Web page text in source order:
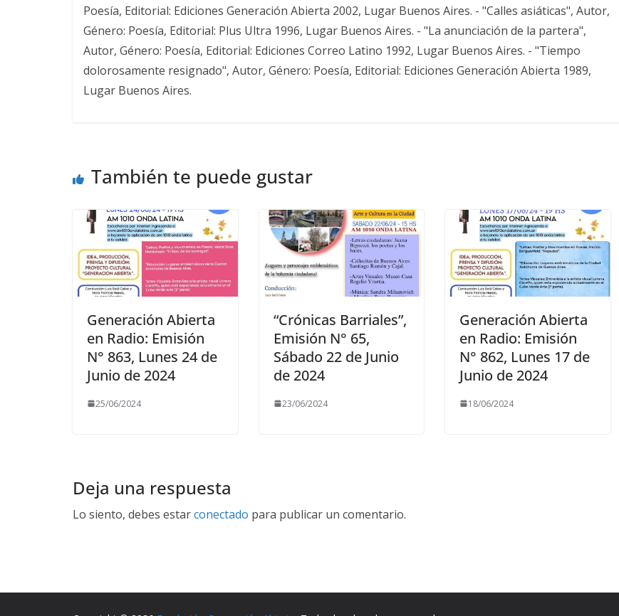
Poesía, Editorial: Ediciones Generación Abierta 2002, Lugar Buenos Aires. - "Calles asiáticas", Autor,
Género: Poesía, Editorial: Plus Ultra 1996, Lugar Buenos Aires. - "La anunciación de la partera",
Autor, Género: Poesía, Editorial: Ediciones Correo Latino 1992, Lugar Buenos Aires. - "Tiempo
dolorosamente resignado", Autor, Género: Poesía, Editorial: Ediciones Generación Abierta 1989,
Lugar Buenos Aires.
También te puede gustar
Generación Abierta
en Radio: Emisión
N° 863, Lunes 24 de
Junio de 2024
25/06/2024
“Crónicas Barriales”,
Emisión N° 65,
Sábado 22 de Junio
de 2024
23/06/2024
Generación Abierta
en Radio: Emisión
N° 862, Lunes 17 de
Junio de 2024
18/06/2024
Deja una respuesta
Lo siento, debes estarconectado para publicar un comentario.